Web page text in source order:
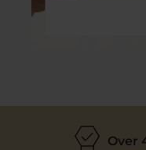
Over